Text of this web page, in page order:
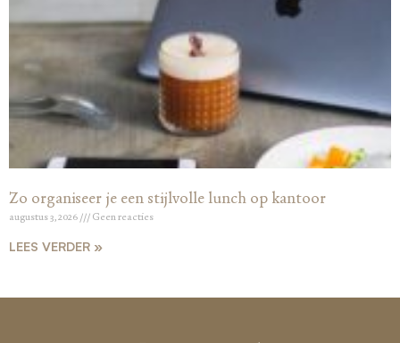
Zo organiseer je een stijlvolle lunch op kantoor
augustus 3, 2026 Geen reacties
LEES VERDER »